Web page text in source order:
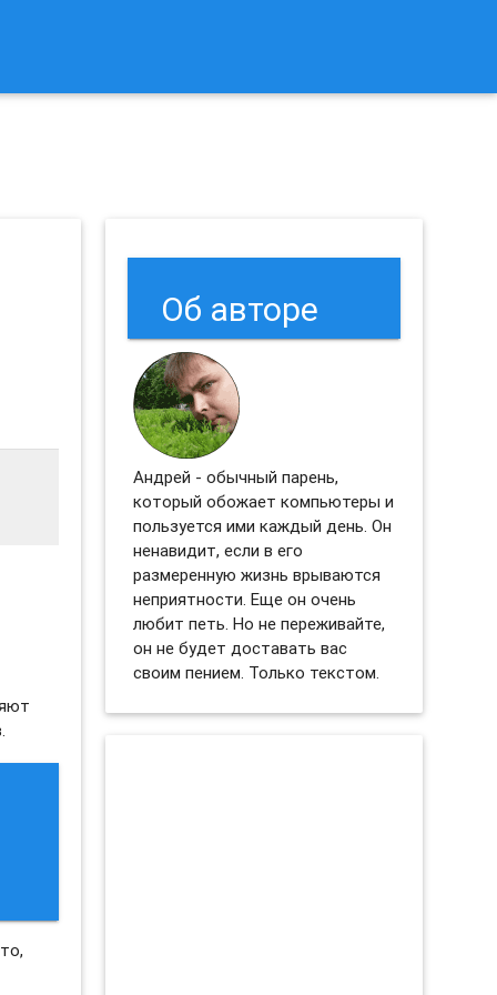
Об авторе
Андрей - обычный парень,
который обожает компьютеры и
пользуется ими каждый день. Он
ненавидит, если в его
размеренную жизнь врываются
неприятности. Еще он очень
любит петь. Но не переживайте,
он не будет доставать вас
своим пением. Только текстом.